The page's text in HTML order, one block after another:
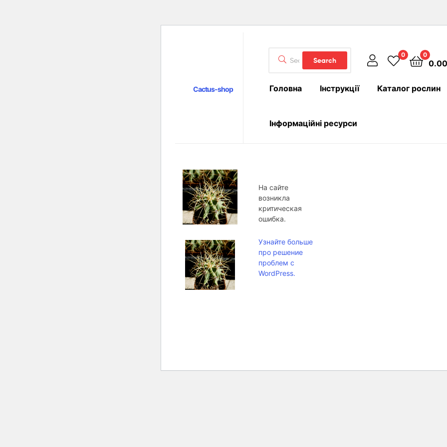
Cactus-shop
for:
Search
0 0
0.00
Головна Інструкції Каталог рослин
Інформаційні ресурси
На сайте
возникла
критическая
ошибка.
Узнайте больше
про решение
проблем с
WordPress.